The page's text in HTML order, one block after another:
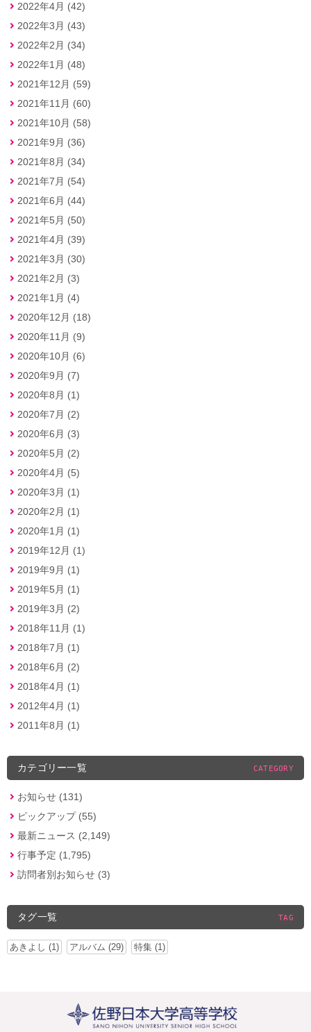
2022年4月 (42)
2022年3月 (43)
2022年2月 (34)
2022年1月 (48)
2021年12月 (59)
2021年11月 (60)
2021年10月 (58)
2021年9月 (36)
2021年8月 (34)
2021年7月 (54)
2021年6月 (44)
2021年5月 (50)
2021年4月 (39)
2021年3月 (30)
2021年2月 (3)
2021年1月 (4)
2020年12月 (18)
2020年11月 (9)
2020年10月 (6)
2020年9月 (7)
2020年8月 (1)
2020年7月 (2)
2020年6月 (3)
2020年5月 (2)
2020年4月 (5)
2020年3月 (1)
2020年2月 (1)
2020年1月 (1)
2019年12月 (1)
2019年9月 (1)
2019年5月 (1)
2019年3月 (2)
2018年11月 (1)
2018年7月 (1)
2018年6月 (2)
2018年4月 (1)
2012年4月 (1)
2011年8月 (1)
カテゴリー一覧 CATEGORY
お知らせ (131)
ピックアップ (55)
最新ニュース (2,149)
行事予定 (1,795)
訪問者別お知らせ (3)
タグ一覧 TAG
あきよし (1) アルバム (29) 特集 (1)